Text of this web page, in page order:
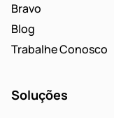
Bravo
Blog
Trabalhe Conosco
Soluções